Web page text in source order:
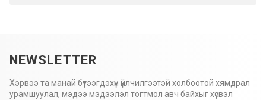
NEWSLETTER
Хэрвээ та манай бүтээгдэхүүн үйлчилгээтэй холбоотой хямдрал
урамшуулал, мэдээ мэдээлэл тогтмол авч байхыг хүсвэл